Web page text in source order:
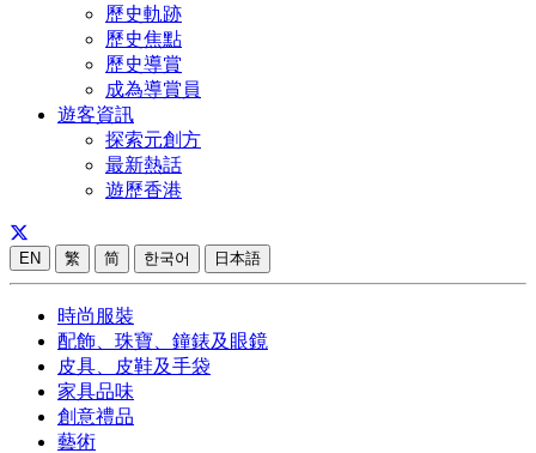
歷史軌跡
歷史焦點
歷史導賞
成為導賞員
遊客資訊
探索元創方
最新熱話
遊歷香港
EN 繁 简 한국어 日本語
時尚服裝
配飾、珠寶、鐘錶及眼鏡
皮具、皮鞋及手袋
家具品味
創意禮品
藝術